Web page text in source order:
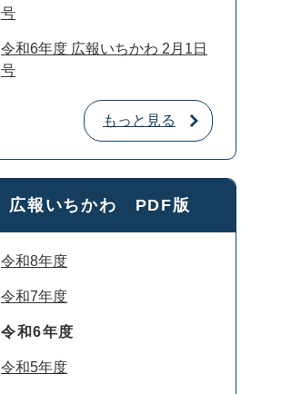
号
令和6年度 広報いちかわ 2月1日
号
もっと見る
広報いちかわ PDF版
令和8年度
令和7年度
令和6年度
令和5年度